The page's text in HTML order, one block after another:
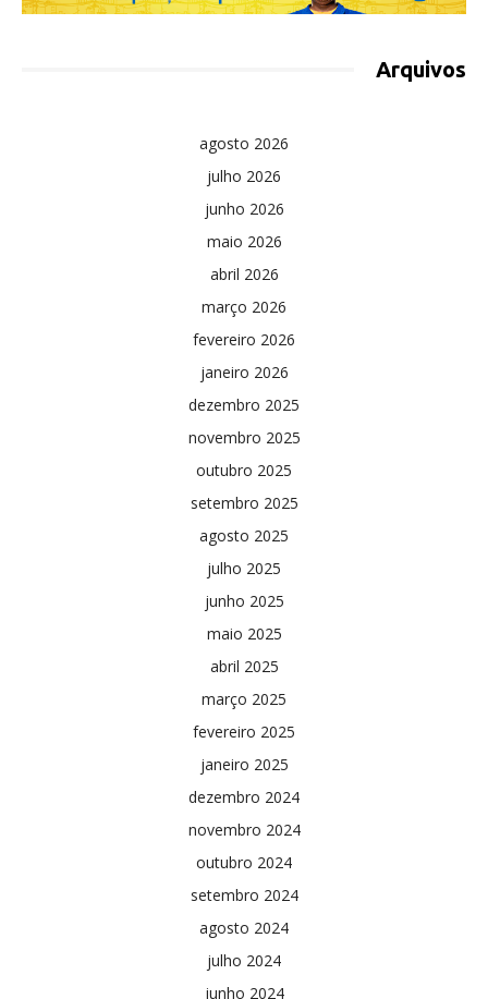
Arquivos
agosto 2026
julho 2026
junho 2026
maio 2026
abril 2026
março 2026
fevereiro 2026
janeiro 2026
dezembro 2025
novembro 2025
outubro 2025
setembro 2025
agosto 2025
julho 2025
junho 2025
maio 2025
abril 2025
março 2025
fevereiro 2025
janeiro 2025
dezembro 2024
novembro 2024
outubro 2024
setembro 2024
agosto 2024
julho 2024
junho 2024